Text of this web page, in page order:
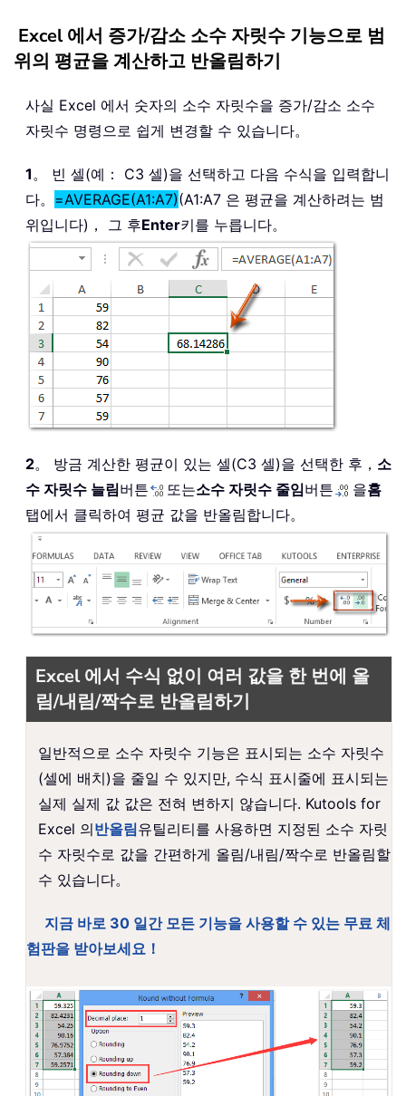
Excel 에서 증가/감소 소수 자릿수 기능으로 범
위의 평균을 계산하고 반올림하기
사실 Excel 에서 숫자의 소수 자릿수을 증가/감소 소수
자릿수 명령으로 쉽게 변경할 수 있습니다。
1。 빈 셀(예： C3 셀)을 선택하고 다음 수식을 입력합니
다。 =AVERAGE(A1:A7)(A1:A7 은 평균을 계산하려는 범
위입니다)， 그 후Enter키를 누릅니다。
2。 방금 계산한 평균이 있는 셀(C3 셀)을 선택한 후， 소
수 자릿수 늘림버튼 또는소수 자릿수 줄임버튼 을홈
탭에서 클릭하여 평균 값을 반올림합니다。
Excel 에서 수식 없이 여러 값을 한 번에 올
림/내림/짝수로 반올림하기
일반적으로 소수 자릿수 기능은 표시되는 소수 자릿수
(셀에 배치)을 줄일 수 있지만, 수식 표시줄에 표시되는
실제 실제 값 값은 전혀 변하지 않습니다. Kutools for
Excel 의반올림유틸리티를 사용하면 지정된 소수 자릿
수 자릿수로 값을 간편하게 올림/내림/짝수로 반올림할
수 있습니다。
지금 바로 30 일간 모든 기능을 사용할 수 있는 무료 체
험판을 받아보세요！